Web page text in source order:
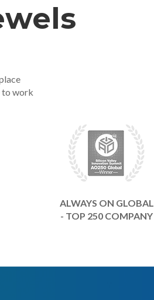
to work
ALWAYS ON GLOBAL
- TOP 250 COMPANY